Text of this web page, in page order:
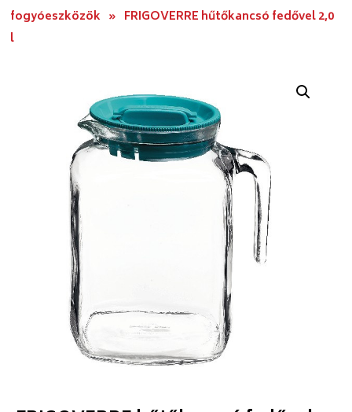
fogyóeszközök » FRIGOVERRE hűtőkancsó fedővel 2,0
l